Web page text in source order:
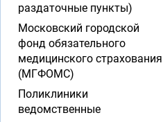
раздаточные пункты)
Московский городской
фонд обязательного
медицинского страхования
(МГФОМС)
Поликлиники
ведомственные